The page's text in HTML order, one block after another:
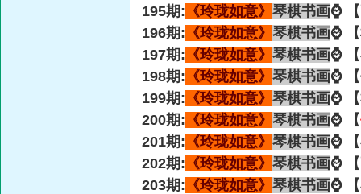
195期: 《玲珑如意》 琴棋书画⌚
196期: 《玲珑如意》 琴棋书画⌚
197期: 《玲珑如意》 琴棋书画⌚
198期: 《玲珑如意》 琴棋书画⌚
199期: 《玲珑如意》 琴棋书画⌚
200期: 《玲珑如意》 琴棋书画⌚ 【
201期: 《玲珑如意》 琴棋书画⌚
202期: 《玲珑如意》 琴棋书画⌚
203期: 《玲珑如意》 琴棋书画⌚